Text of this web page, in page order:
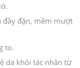
đầy đặn, mềm mượt
to.
da khỏi tác nhân từ